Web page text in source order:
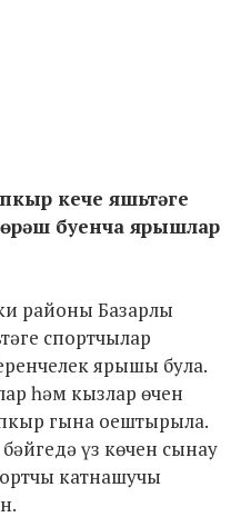
кече яшьтәге
буенча ярышлар
районы Базарлы
спортчылар
ярышы була.
һәм кызлар өчен
гына оештырыла.
үз көчен сынау
катнашучы